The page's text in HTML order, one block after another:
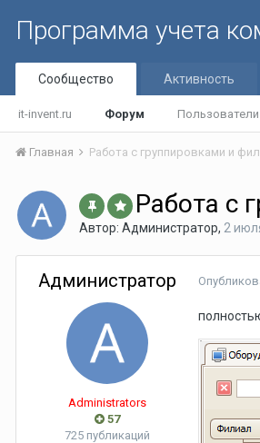
Программа учета
Сообщество
it-invent.ru Форум Пользователи
Активность
Главная Работа с группировками и
Работа с
Автор: Администратор, 2
Администратор
Administrators
57
725 публикаций